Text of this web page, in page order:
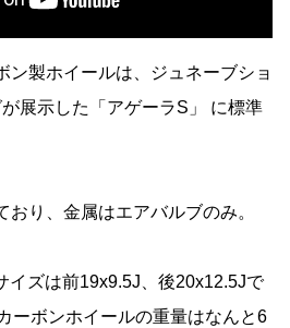
ン製ホイールは、ジュネーブショ
展示した「アゲーラS」 に標準
り、金属はエアバルブのみ。
イズは前19x9.5J、後20x12.5Jで
ーボンホイールの重量はなんと6